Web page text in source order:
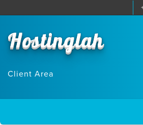
Hostinglah
Client Area